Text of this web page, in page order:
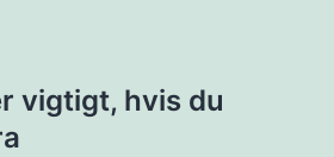
vigtigt, hvis du